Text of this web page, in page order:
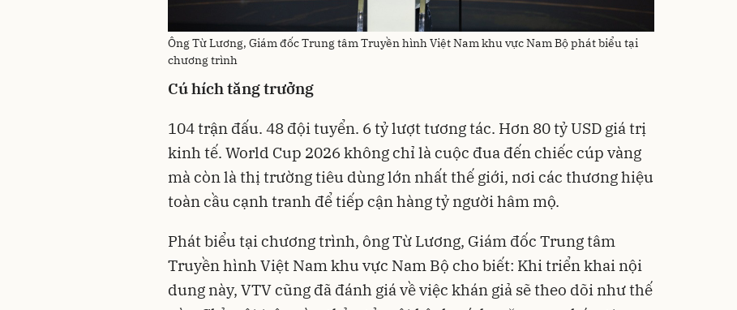
Ông Từ Lương, Giám đốc Trung tâm Truyền hình Việt Nam khu vực Nam Bộ phát biểu tại
chương trình
Cú hích tăng trưởng
104 trận đấu. 48 đội tuyển. 6 tỷ lượt tương tác. Hơn 80 tỷ USD giá trị
kinh tế. World Cup 2026 không chỉ là cuộc đua đến chiếc cúp vàng
mà còn là thị trường tiêu dùng lớn nhất thế giới, nơi các thương hiệu
toàn cầu cạnh tranh để tiếp cận hàng tỷ người hâm mộ.
Phát biểu tại chương trình, ông Từ Lương, Giám đốc Trung tâm
Truyền hình Việt Nam khu vực Nam Bộ cho biết: Khi triển khai nội
dung này, VTV cũng đã đánh giá về việc khán giả sẽ theo dõi như thế